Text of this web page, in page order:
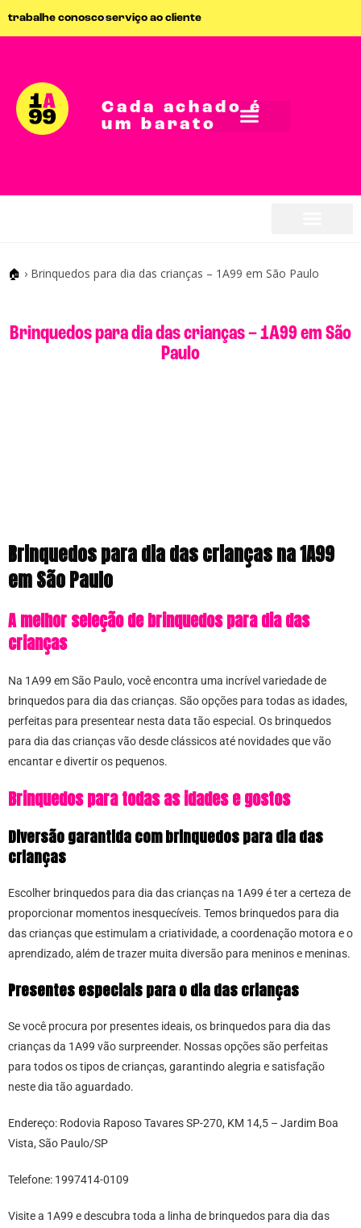
trabalhe conoscoserviço ao cliente
Cada achado é
um barato
🏠 › Brinquedos para dia das crianças – 1A99 em São Paulo
Brinquedos para dia das crianças – 1A99 em São
Paulo
Brinquedos para dia das crianças na 1A99
em São Paulo
A melhor seleção de brinquedos para dia das
crianças
Na 1A99 em São Paulo, você encontra uma incrível variedade de
brinquedos para dia das crianças. São opções para todas as idades,
perfeitas para presentear nesta data tão especial. Os brinquedos
para dia das crianças vão desde clássicos até novidades que vão
encantar e divertir os pequenos.
Brinquedos para todas as idades e gostos
Diversão garantida com brinquedos para dia das
crianças
Escolher brinquedos para dia das crianças na 1A99 é ter a certeza de
proporcionar momentos inesquecíveis. Temos brinquedos para dia
das crianças que estimulam a criatividade, a coordenação motora e o
aprendizado, além de trazer muita diversão para meninos e meninas.
Presentes especiais para o dia das crianças
Se você procura por presentes ideais, os brinquedos para dia das
crianças da 1A99 vão surpreender. Nossas opções são perfeitas
para todos os tipos de crianças, garantindo alegria e satisfação
neste dia tão aguardado.
Endereço: Rodovia Raposo Tavares SP-270, KM 14,5 – Jardim Boa
Vista, São Paulo/SP
Telefone: 1997414-0109
Visite a 1A99 e descubra toda a linha de brinquedos para dia das